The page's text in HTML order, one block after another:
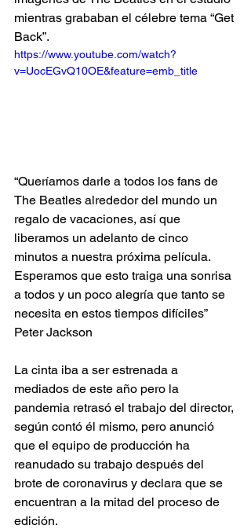
mientras grababan el célebre tema “Get
Back”.
https://www.youtube.com/watch?
v=UocEGvQ10OE&feature=emb_title
“Queríamos darle a todos los fans de
The Beatles alrededor del mundo un
regalo de vacaciones, así que
liberamos un adelanto de cinco
minutos a nuestra próxima película.
Esperamos que esto traiga una sonrisa
a todos y un poco alegría que tanto se
necesita en estos tiempos difíciles”
Peter Jackson
La cinta iba a ser estrenada a
mediados de este año pero la
pandemia retrasó el trabajo del director,
según contó él mismo, pero anunció
que el equipo de producción ha
reanudado su trabajo después del
brote de coronavirus y declara que se
encuentran a la mitad del proceso de
edición.